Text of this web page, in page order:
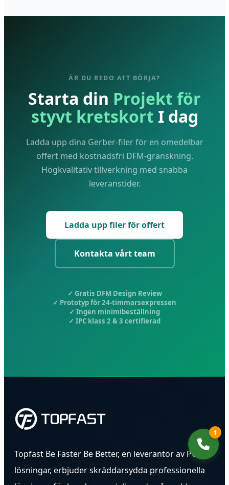
ÄR DU REDO ATT BÖRJA?
Starta din Projekt för
styvt kretskort I dag
Ladda upp dina Gerber-filer för en omedelbar
offert med kostnadsfri DFM-granskning.
Högkvalitativ tillverkning med snabba
leveranstider.
Ladda upp filer för offert
Kontakta vårt team
✓ Gratis DFM Design Review
✓ Prototyp för 24-timmarsexpressen
✓ Ingen minimibeställning
✓ IPC klass 2 & 3 certifierad
Topfast Be Faster Be Better, en leverantör av PCB-
lösningar, erbjuder skräddarsydda professionella
1